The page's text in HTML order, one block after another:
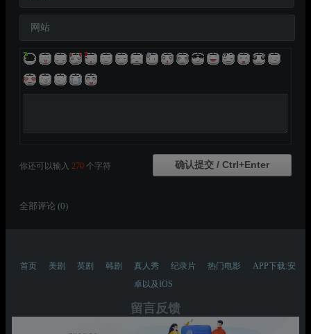
网站
你还可以输入 270 个字符
全部评论 (0)
首页 美剧 英剧 韩剧 真人秀 纪录片 热门电影
APP下载:安
卓以及IOS
留言反馈